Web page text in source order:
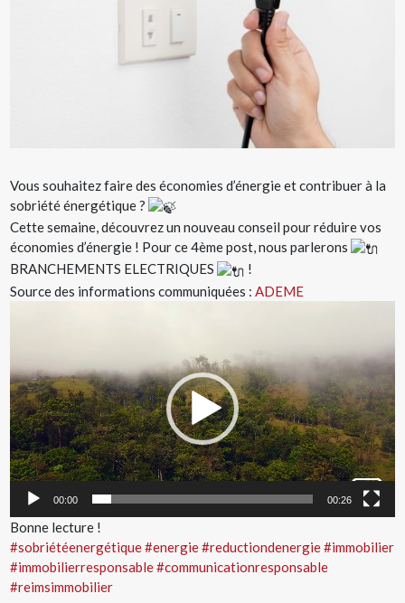
Vous souhaitez faire des économies d’énergie et contribuer à la
sobriété énergétique ?
Cette semaine, découvrez un nouveau conseil pour réduire vos
économies d’énergie ! Pour ce 4ème post, nous parlerons
BRANCHEMENTS ELECTRIQUES
!
Source des informations communiquées :ADEME
00:00 00:26
Bonne lecture !
#sobriétéenergétique#energie#reductiondenergie#immobilier
#immobilierresponsable#communicationresponsable
#reimsimmobilier